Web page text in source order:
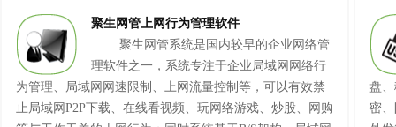
聚生网管上网行为管理软件
聚生网管系统是国内较早的企业网络管
理软件之一，系统专注于企业局域网网络行
为管理、局域网网速限制、上网流量控制等，可以有效禁
止局域网P2P下载、在线看视频、玩网络游戏、炒股、网购
盘
密